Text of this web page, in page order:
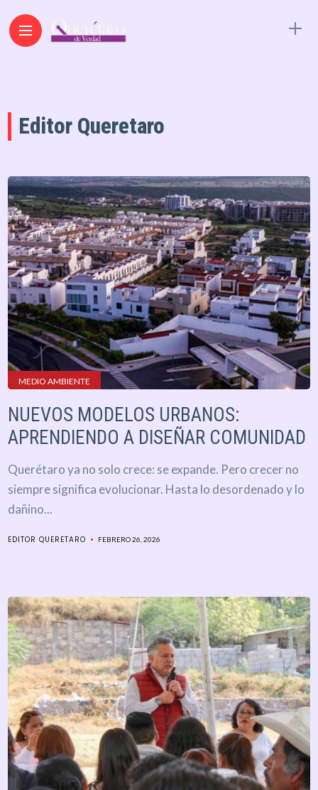
Editor Queretaro
MEDIO AMBIENTE
NUEVOS MODELOS URBANOS:
APRENDIENDO A DISEÑAR COMUNIDAD
Querétaro ya no solo crece: se expande. Pero crecer no
siempre significa evolucionar. Hasta lo desordenado y lo
dañino...
EDITOR QUERETARO FEBRERO 26, 2026